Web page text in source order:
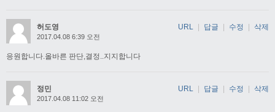
허도영
2017.04.08 6:39 오전
응원합니다.올바른 판단,결정..지지합니다
URL 답글 수정 삭제
정민
2017.04.08 11:02 오전
URL 답글 수정 삭제